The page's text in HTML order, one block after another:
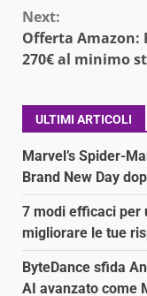
Next:
Offerta Amazon:
270€ al minimo
ULTIMI ARTICOLI
Marvel’s Spider-
Brand New Day
7 modi efficaci per
migliorare le tue
ByteDance sfida
AI avanzato come